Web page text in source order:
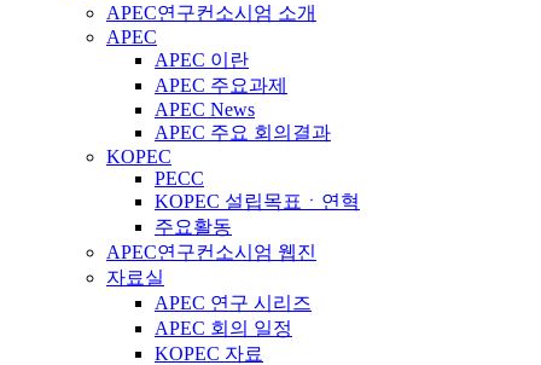
APEC연구컨소시엄 소개
APEC
APEC 이란
APEC 주요과제
APEC News
APEC 주요 회의결과
KOPEC
PECC
KOPEC 설립목표ㆍ연혁
주요활동
APEC연구컨소시엄 웹진
자료실
APEC 연구 시리즈
APEC 회의 일정
KOPEC 자료